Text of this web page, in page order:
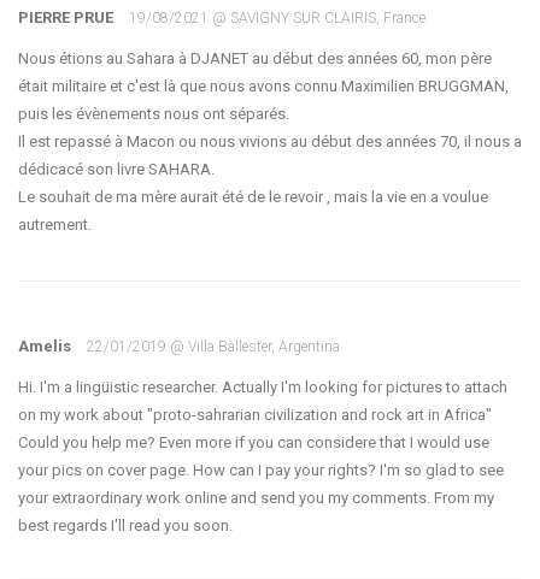
PIERRE PRUE 19/08/2021 @ SAVIGNY SUR CLAIRIS, France
Nous étions au Sahara à DJANET au début des années 60, mon père
était militaire et c'est là que nous avons connu Maximilien BRUGGMAN,
puis les évènements nous ont séparés.
Il est repassé à Macon ou nous vivions au début des années 70, il nous a
dédicacé son livre SAHARA.
Le souhait de ma mère aurait été de le revoir , mais la vie en a voulue
autrement.
Amelis 22/01/2019 @ Villa Ballester, Argentina
Hi. I'm a lingüistic researcher. Actually I'm looking for pictures to attach
on my work about "proto-sahrarian civilization and rock art in Africa"
Could you help me? Even more if you can considere that I would use
your pics on cover page. How can I pay your rights? I'm so glad to see
your extraordinary work online and send you my comments. From my
best regards I'll read you soon.